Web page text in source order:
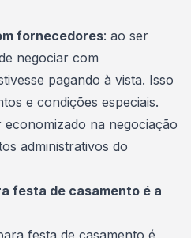
fornecedores: ao ser
negociar com
pagando à vista. Isso
e condições especiais.
na negociação
administrativos do
festa de casamento é a
festa de casamento é